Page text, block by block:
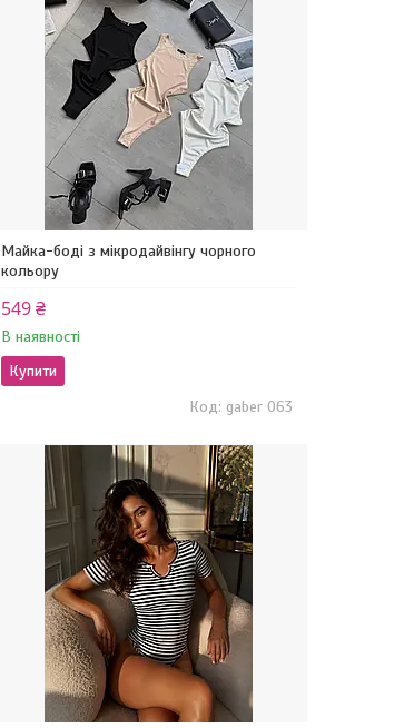
Майка-боді з мікродайвінгу чорного
кольору
549 ₴
В наявності
Купити
gaber 063